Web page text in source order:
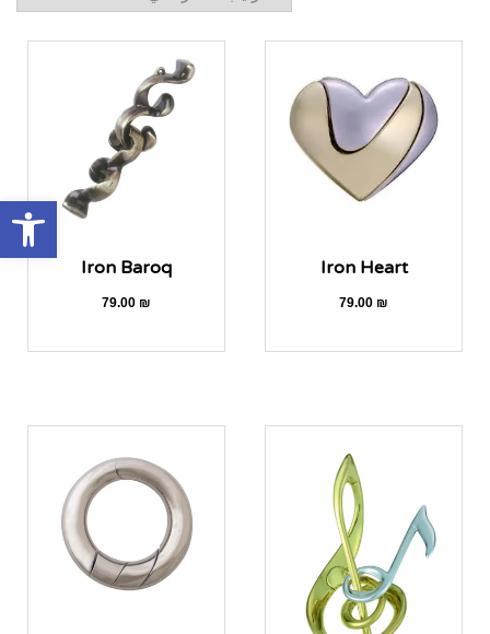
Iron Heart
79.00 ₪
Iron Baroq
79.00 ₪